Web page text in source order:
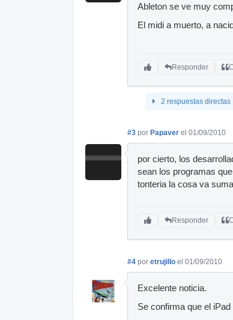
Ableton se ve muy
El midi a muerto, a
Responder
2 respuestas directas
#3 por Papaver el 01/09/2010
por cierto, los
sean los programas
tonteria la cosa va
Responder
#4 por etrujillo el 01/09/2010
Excelente noticia.
Se confirma que el